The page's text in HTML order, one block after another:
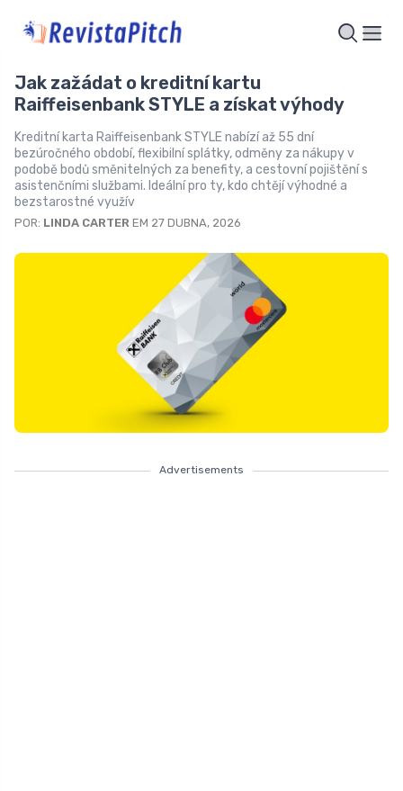
Jak zažádat o kreditní kartu
Raiffeisenbank STYLE a získat výhody
Kreditní karta Raiffeisenbank STYLE nabízí až 55 dní
bezúročného období, flexibilní splátky, odměny za nákupy v
podobě bodů směnitelných za benefity, a cestovní pojištění s
asistenčními službami. Ideální pro ty, kdo chtějí výhodné a
bezstarostné využív
POR: LINDA CARTER EM 27 DUBNA, 2026
Advertisements